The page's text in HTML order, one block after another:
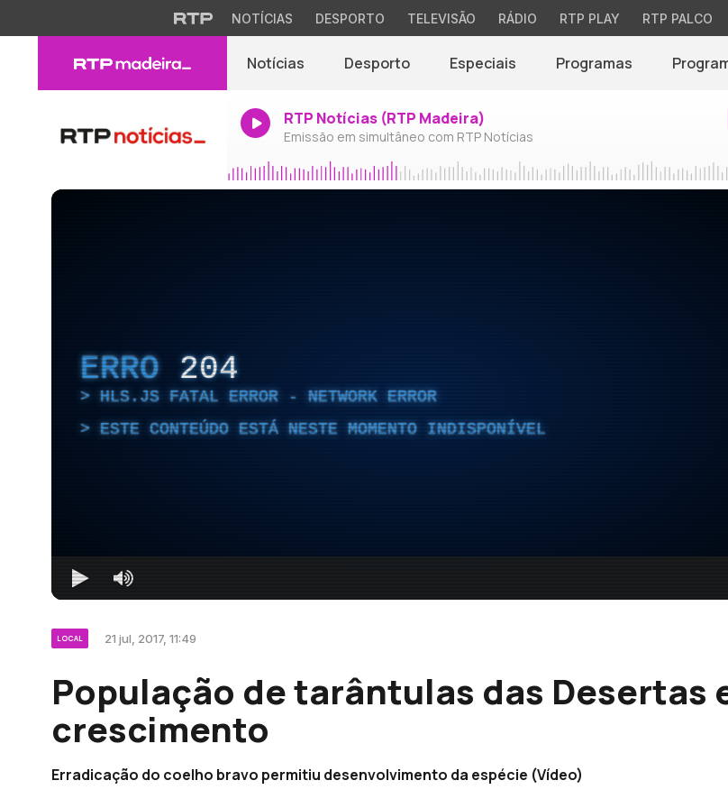
NOTÍCIAS DESPORTO TELEVISÃO RÁDIO RTP PLAY RTP PALCO
Notícias Desporto Especiais Programas
RTP Notícias (RTP Madeira)
Emissão em simultâneo com RTP Notícias
ERRO 204
HLS.JS FATAL ERROR - NETWORK ERROR
ESTE CONTEÚDO ESTÁ NESTE MOMENTO INDISPONÍVEL
LOCAL 21 jul, 2017, 11:49
População de tarântulas das Desertas
crescimento
Erradicação do coelho bravo permitiu desenvolvimento da espécie (Vídeo)